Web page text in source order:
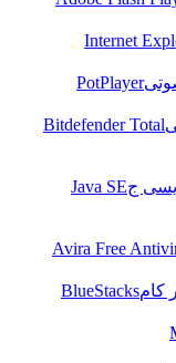
Internet
PotPlayer
Bitdefender Total
جJava SE
Avira Free
کامBlueStacks